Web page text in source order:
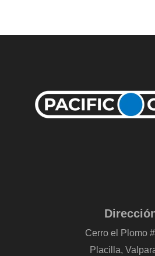
Cerro el Plomo
Placilla,